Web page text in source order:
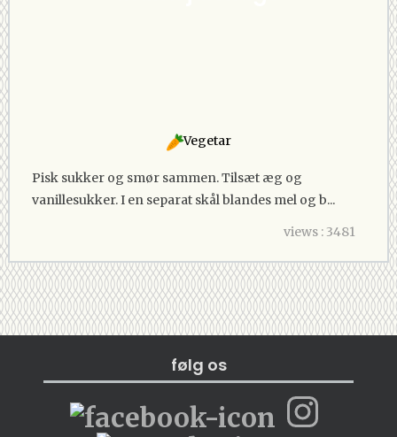
Vegetar
Pisk sukker og smør sammen. Tilsæt æg og
vanillesukker. I en separat skål blandes mel og b...
views : 3481
følg os